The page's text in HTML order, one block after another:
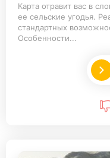
Карта отравит вас в
ее сельские угодья.
стандартных
Особенности...